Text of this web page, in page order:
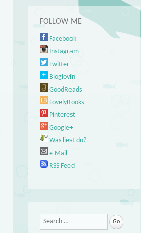
FOLLOW ME
Facebook
Instagram
Twitter
Bloglovin'
GoodReads
LovelyBooks
Pinterest
Google+
Was liest du?
e-Mail
RSS Feed
Search